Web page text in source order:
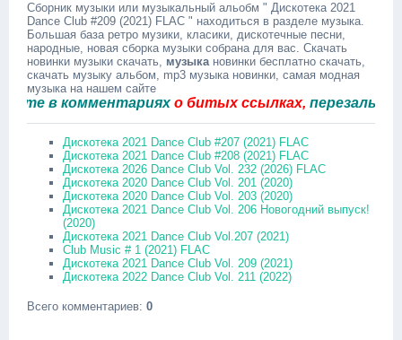
Сборник музыки или музыкальный альобм " Дискотека 2021
Dance Club #209 (2021) FLAC " находиться в разделе музыка.
Большая база ретро музики, класики, дискотечные песни,
народные, новая сборка музыки собрана для вас. Скачать
новинки музыки скачать, музыкановинки бесплатно скачать,
скачать музыку альбом, mp3 музыка новинки, самая модная
музыка на нашем сайте
в комментарияхо битых ссылках,перезальём
Дискотека 2021 Dance Club #207 (2021) FLAC
Дискотека 2021 Dance Club #208 (2021) FLAC
Дискотека 2026 Dance Club Vol. 232 (2026) FLAC
Дискотека 2020 Dance Club Vol. 201 (2020)
Дискотека 2020 Dance Club Vol. 203 (2020)
Дискотека 2021 Dance Club Vol. 206 Новогодний выпуск!
(2020)
Дискотека 2021 Dance Club Vol.207 (2021)
Club Music # 1 (2021) FLAC
Дискотека 2021 Dance Club Vol. 209 (2021)
Дискотека 2022 Dance Club Vol. 211 (2022)
Всего комментариев: 0